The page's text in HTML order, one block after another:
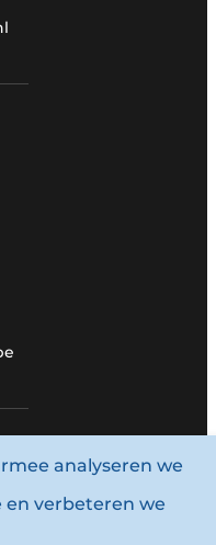
analyseren we
verbeteren we